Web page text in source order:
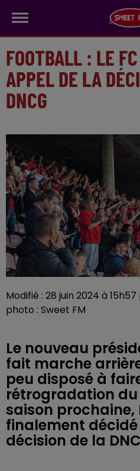
FOOTBALL : LE
APPEL DE LA
DNCG
Modifié : 28 juin 2024 à
photo : Sweet FM
Le nouveau
fait marche
peu disposé à
rétrogradation du
saison prochaine,
finalement
décision de la